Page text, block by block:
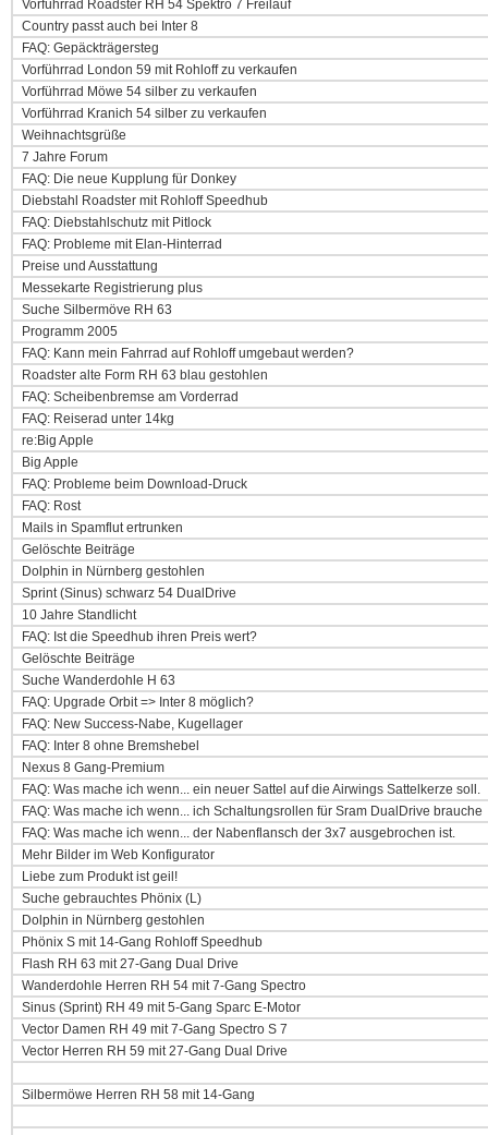
Vorführrad Roadster RH 54 Spektro 7 Freilauf
Country passt auch bei Inter 8
FAQ: Gepäckträgersteg
Vorführrad London 59 mit Rohloff zu verkaufen
Vorführrad Möwe 54 silber zu verkaufen
Vorführrad Kranich 54 silber zu verkaufen
Weihnachtsgrüße
7 Jahre Forum
FAQ: Die neue Kupplung für Donkey
Diebstahl Roadster mit Rohloff Speedhub
FAQ: Diebstahlschutz mit Pitlock
FAQ: Probleme mit Elan-Hinterrad
Preise und Ausstattung
Messekarte Registrierung plus
Suche Silbermöve RH 63
Programm 2005
FAQ: Kann mein Fahrrad auf Rohloff umgebaut werden?
Roadster alte Form RH 63 blau gestohlen
FAQ: Scheibenbremse am Vorderrad
FAQ: Reiserad unter 14kg
re:Big Apple
Big Apple
FAQ: Probleme beim Download-Druck
FAQ: Rost
Mails in Spamflut ertrunken
Gelöschte Beiträge
Dolphin in Nürnberg gestohlen
Sprint (Sinus) schwarz 54 DualDrive
10 Jahre Standlicht
FAQ: Ist die Speedhub ihren Preis wert?
Gelöschte Beiträge
Suche Wanderdohle H 63
FAQ: Upgrade Orbit => Inter 8 möglich?
FAQ: New Success-Nabe, Kugellager
FAQ: Inter 8 ohne Bremshebel
Nexus 8 Gang-Premium
FAQ: Was mache ich wenn... ein neuer Sattel auf die Airwings Sattelkerze soll.
FAQ: Was mache ich wenn... ich Schaltungsrollen für Sram DualDrive brauche
FAQ: Was mache ich wenn... der Nabenflansch der 3x7 ausgebrochen ist.
Mehr Bilder im Web Konfigurator
Liebe zum Produkt ist geil!
Suche gebrauchtes Phönix (L)
Dolphin in Nürnberg gestohlen
Phönix S mit 14-Gang Rohloff Speedhub
Flash RH 63 mit 27-Gang Dual Drive
Wanderdohle Herren RH 54 mit 7-Gang Spectro
Sinus (Sprint) RH 49 mit 5-Gang Sparc E-Motor
Vector Damen RH 49 mit 7-Gang Spectro S 7
Vector Herren RH 59 mit 27-Gang Dual Drive
Silbermöwe Herren RH 58 mit 14-Gang